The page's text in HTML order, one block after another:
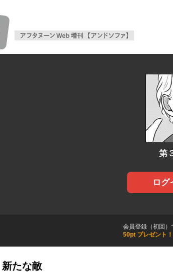
アフタヌーンWeb増刊【ア
第
ログ
会員登録（初回）
50pt プレゼント！
たな敵